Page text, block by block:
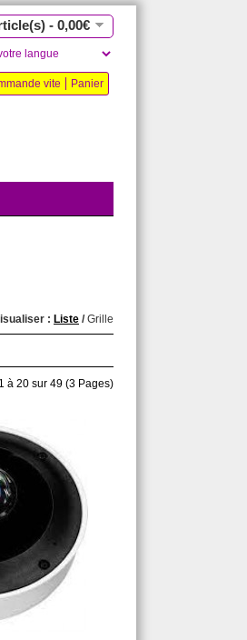
- 0,00€
vite Panier
: Liste /Grille
1 à 20 sur 49 (3 Pages)